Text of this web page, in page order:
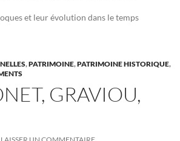
et leur évolution dans le temps
,PATRIMOINE,PATRIMOINE HISTORIQUE,
GRAVIOU,